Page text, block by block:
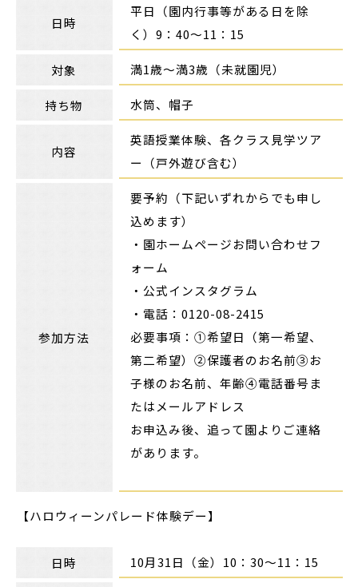
日時
平日（園内行事等がある日を除
く）9：40～11：15
対象 満1歳～満3歳（未就園児）
持ち物 水筒、帽子
内容
英語授業体験、各クラス見学ツア
ー（戸外遊び含む）
参加方法
要予約（下記いずれからでも申し
込めます）
・園ホームページお問い合わせフ
ォーム
・公式インスタグラム
・電話：0120-08-2415
必要事項：①希望日（第一希望、
第二希望）②保護者のお名前③お
子様のお名前、年齢④電話番号ま
たはメールアドレス
お申込み後、追って園よりご連絡
があります。
【ハロウィーンパレード体験デー】
日時 10月31日（金）10：30～11：15